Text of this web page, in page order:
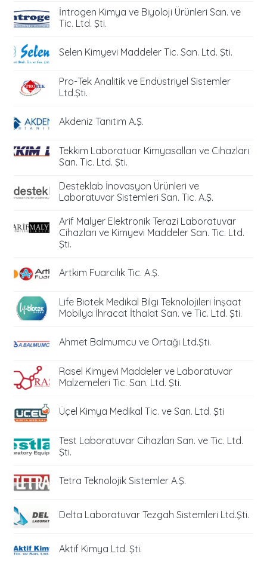
İntrogen Kimya ve Biyoloji Ürünleri San. ve
Tic. Ltd. Şti.
Selen Kimyevi Maddeler Tic. San. Ltd. Şti.
Pro-Tek Analitik ve Endüstriyel Sistemler
Ltd.Şti.
Akdeniz Tanıtım A.Ş.
Tekkim Laboratuar Kimyasalları ve Cihazları
San. Tic. Ltd. Şti.
Desteklab İnovasyon Ürünleri ve
Laboratuvar Sistemleri San. Tic. A.Ş.
Arif Malyer Elektronik Terazi Laboratuvar
Cihazları ve Kimyevi Maddeler San. Tic. Ltd.
Şti.
Artkim Fuarcılık Tic. A.Ş.
Life Biotek Medikal Bilgi Teknolojileri İnşaat
Mobilya İhracat İthalat San. ve Tic. Ltd. Şti.
Ahmet Balmumcu ve Ortağı Ltd.Şti.
Rasel Kimyevi Maddeler ve Laboratuvar
Malzemeleri Tic. San. Ltd. Şti.
Üçel Kimya Medikal Tic. ve San. Ltd. Şti
Test Laboratuvar Cihazları San. ve Tic. Ltd.
Şti.
Tetra Teknolojik Sistemler A.Ş.
Delta Laboratuvar Tezgah Sistemleri Ltd.Şti.
Aktif Kimya Ltd. Şti.